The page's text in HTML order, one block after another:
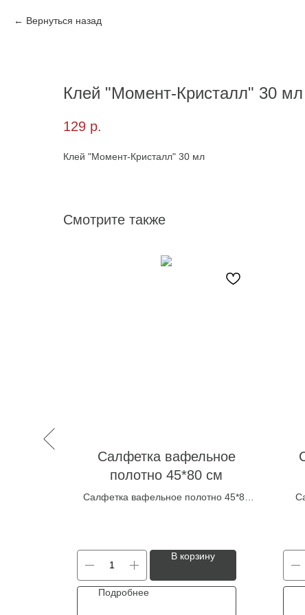
Вернуться назад
Клей "Момент-Кристалл" 30 мл
129 р.
Клей "Момент-Кристалл" 30 мл
Смотрите также
Салфетка вафельное
полотно 45*80 см
Салфетка вафельное полотно 45*80
В корзину
Подробнее